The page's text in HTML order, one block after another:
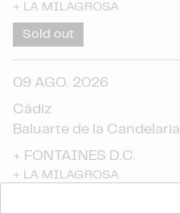
+ LA MILAGROSA
Sold out
09 AGO. 2026
+ FONTAINES D.C.
+ LA MILAGROSA
Cádiz
Baluarte de la Candelaria